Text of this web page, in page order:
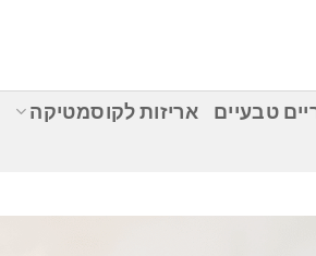
טבעיים אריזות לקוסמטיקה